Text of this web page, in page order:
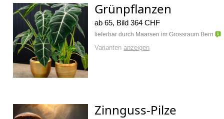
Grünpflanzen
ab 65, Bild 364 CHF
lieferbar durch Maarsen im Grossraum Bern
Varianten anzeigen
Zinnguss-Pilze